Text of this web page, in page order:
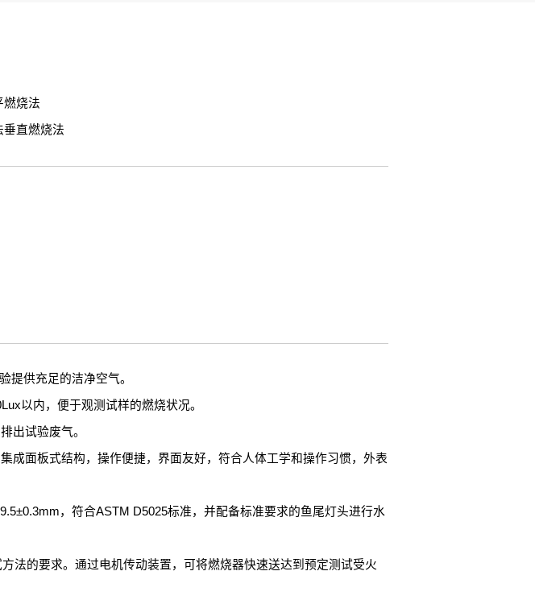
燃烧法
垂直燃烧法
提供充足的洁净空气。
以内，便于观测试样的燃烧状况。
出试验废气。
成面板式结构，操作便捷，界面友好，符合人体工学和操作习惯，外表
，符合ASTM D5025标准，并配备标准要求的鱼尾灯头进行水
法的要求。通过电机传动装置，可将燃烧器快速送达到预定测试受火